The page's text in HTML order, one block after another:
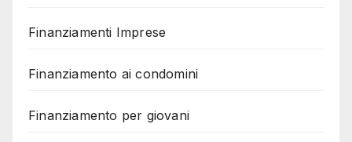
Finanziamenti Imprese
Finanziamento ai condomini
Finanziamento per giovani